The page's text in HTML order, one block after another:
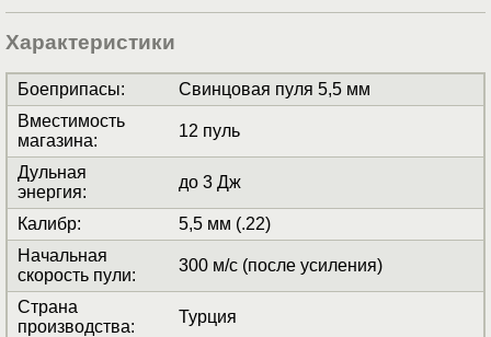
Характеристики
Боеприпасы:
Свинцовая пуля 5,5 мм
Вместимость
магазина:
12 пуль
Дульная
энергия:
до 3 Дж
Калибр:
5,5 мм (.22)
Начальная
скорость пули:
300 м/с (после усиления)
Страна
производства:
Турция